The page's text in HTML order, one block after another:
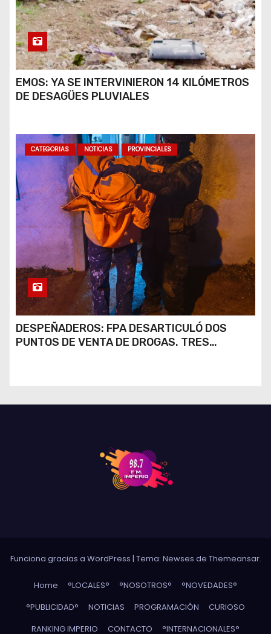
EMOS: YA SE INTERVINIERON 14 KILÓMETROS
DE DESAGÜES PLUVIALES
CATEGORIAS NOTICIAS PROVINCIALES
DESPEÑADEROS: FPA DESARTICULÓ DOS
PUNTOS DE VENTA DE DROGAS. TRES
Funciona gracias a WordPress | Tema: Newses de Themeansar.
Home °LOCALES° °NOSOTROS°
°NOVEDADES°
°PUBLICIDAD°
NOTICIAS PROGRAMACIÓN
CURIOSO
RANKING IMPERIO
CONTACTO °INTERNACIONALES°